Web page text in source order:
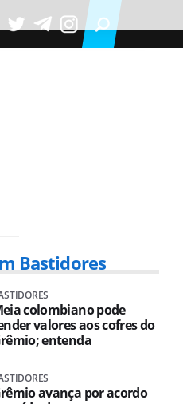
Bastidores
colombiano pode
valores aos cofres do
entenda
avança por acordo